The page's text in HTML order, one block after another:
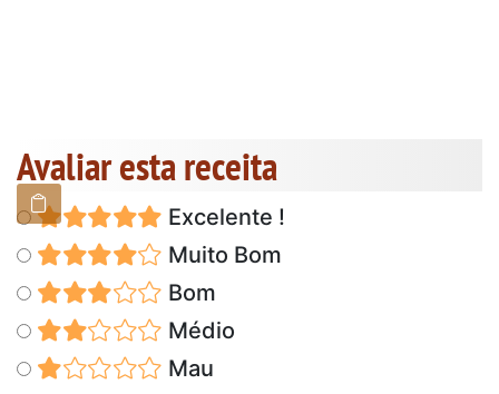
Avaliar esta receita
Excelente !
Muito Bom
Bom
Médio
Mau